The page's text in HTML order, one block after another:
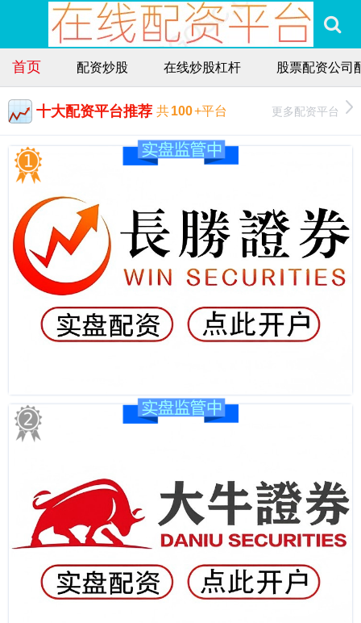
首页 配资炒股 在线炒股杠杆 股票配资公司
十大配资平台推荐 共100+平台 更多配资平台